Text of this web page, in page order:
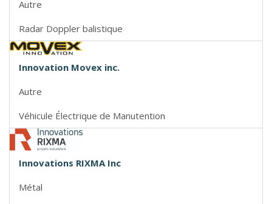
Autre
Radar Doppler balistique
Innovation Movex inc.
Autre
Véhicule Électrique de Manutention
Innovations RIXMA Inc
Métal